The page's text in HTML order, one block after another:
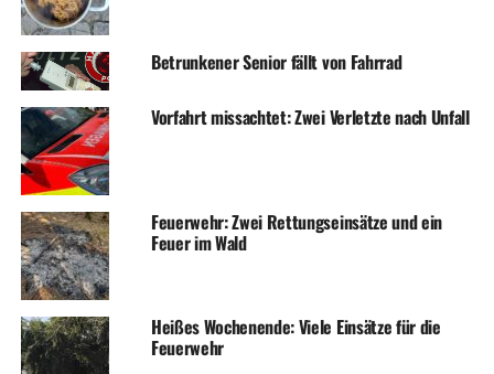
Betrunkener Senior fällt von Fahrrad
Vorfahrt missachtet: Zwei Verletzte nach Unfall
Feuerwehr: Zwei Rettungseinsätze und ein
Feuer im Wald
Heißes Wochenende: Viele Einsätze für die
Feuerwehr